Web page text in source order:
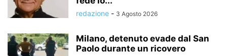
redazione - 3 Agosto 2026
Milano, detenuto evade dal San
Paolo durante un ricovero